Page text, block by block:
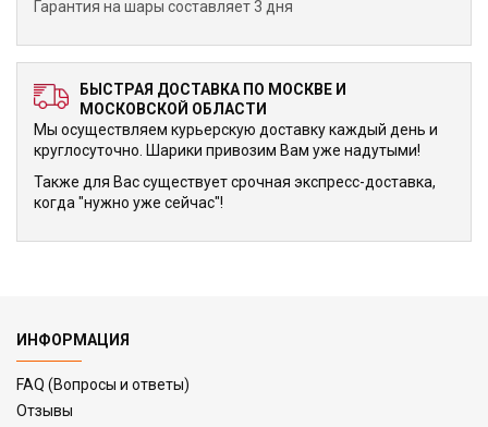
Гарантия на шары составляет 3 дня
БЫСТРАЯ ДОСТАВКА ПО МОСКВЕ И
МОСКОВСКОЙ ОБЛАСТИ
Мы осуществляем курьерскую доставку каждый день и
круглосуточно. Шарики привозим Вам уже надутыми!
Также для Вас существует срочная экспресс-доставка,
когда "нужно уже сейчас"!
ИНФОРМАЦИЯ
FAQ (Вопросы и ответы)
Отзывы